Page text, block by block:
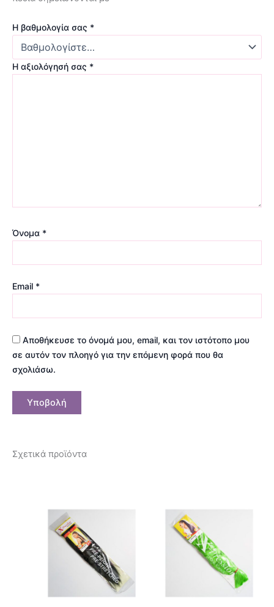
Η βαθμολογία σας *
Η αξιολόγησή σας *
Όνομα *
Email *
Αποθήκευσε το όνομά μου, email, και τον ιστότοπο μου
σε αυτόν τον πλοηγό για την επόμενη φορά που θα
σχολιάσω.
Σχετικά προϊόντα